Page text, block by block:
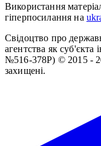
Використання
гіперпосилання на
Свідоцтво про
агентства як суб'єкта
№516-378Р) © 2015 -
захищені.